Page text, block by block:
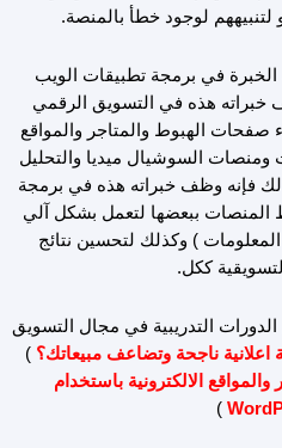
لوجود خطأ بالمنصة.
الخبرة في برمجة تطبيقات الويب
خبراته هذه في التسويق الرقمي
صفحات الهبوط والمتاجر والمواقع
ومنصات السوشيال ميديا والتحليل
فإنه وظف خبراته هذه في برمجة
المنصات ببعضها لتعمل بشكل آلي
) وكذلك لتحسين نتائج
ككل.
التدريبية في مجال التسويق
ناجحة وتضاعف مبيعاتك؟ )
الالكترونية باستخدام
)